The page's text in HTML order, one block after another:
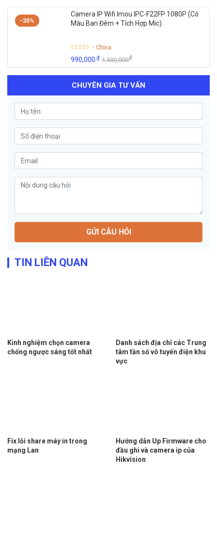
-35%
Camera IP Wifi Imou IPC-F22FP 1080P (Có
Màu Ban Đêm + Tích Hợp Mic)
- China
990,000₫ 1,530,000₫
CHUYÊN GIA TƯ VẤN
GỬI CÂU HỎI
TIN LIÊN QUAN
Kinh nghiệm chọn camera
chống ngược sáng tốt nhất
Danh sách địa chỉ các Trung
tâm tần số vô tuyến điện khu
vực
Fix lỗi share máy in trong
mạng Lan
Hướng dẫn Up Firmware cho
đầu ghi và camera ip của
Hikvision